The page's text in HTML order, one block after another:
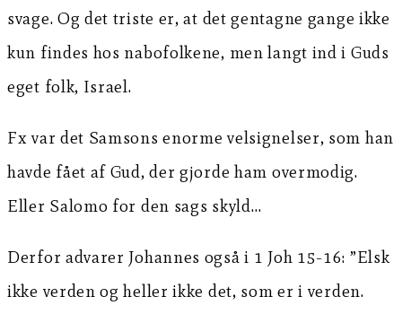
svage. Og det triste er, at det gentagne gange ikke
kun findes hos nabofolkene, men langt ind i Guds
eget folk, Israel.
Fx var det Samsons enorme velsignelser, som han
havde fået af Gud, der gjorde ham overmodig.
Eller Salomo for den sags skyld…
Derfor advarer Johannes også i 1 Joh 15-16: ”Elsk
ikke verden og heller ikke det, som er i verden.